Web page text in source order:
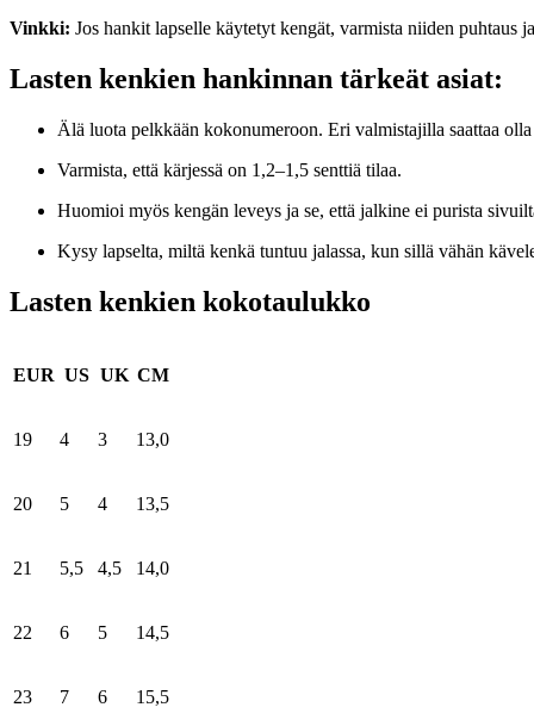
Vinkki: Jos hankit lapselle käytetyt kengät, varmista niiden puhtaus
Lasten kenkien hankinnan tärkeät asiat:
Älä luota pelkkään kokonumeroon. Eri valmistajilla saattaa
Varmista, että kärjessä on 1,2–1,5 senttiä tilaa.
Huomioi myös kengän leveys ja se, että jalkine ei purista
Kysy lapselta, miltä kenkä tuntuu jalassa, kun sillä vähän
Lasten kenkien kokotaulukko
EUR US UK CM
19 4 3 13,0
20 5 4 13,5
21 5,5 4,5 14,0
22 6 5 14,5
23 7 6 15,5